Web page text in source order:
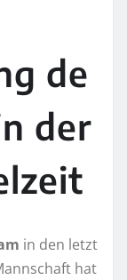
de
der
in den letzt
hat